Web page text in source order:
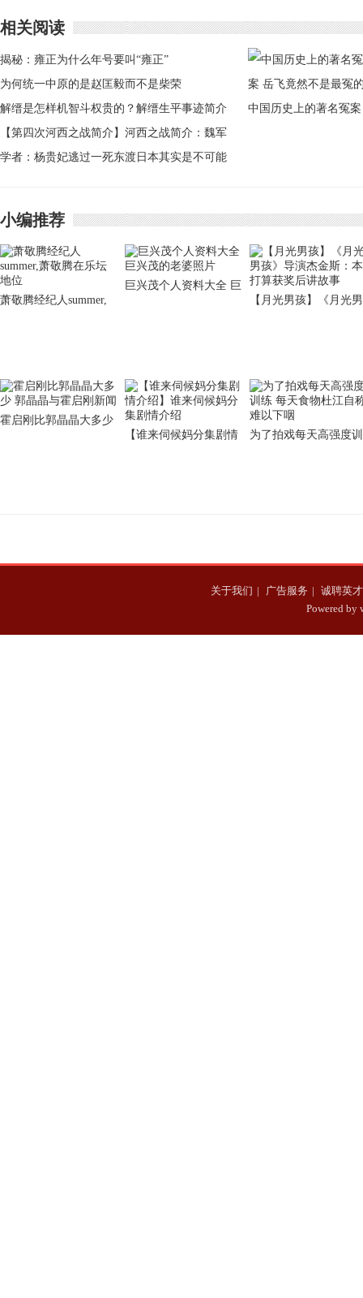
相关阅读
揭秘：雍正为什么年号要叫“雍正”
为何统一中原的是赵匡毅而不是柴荣
解缙是怎样机智斗权贵的？解缙生平事迹简介
【第四次河西之战简介】河西之战简介：魏军
先败后胜未丢寸土
学者：杨贵妃逃过一死东渡日本其实是不可能
中国历史上的著名冤案
小编推荐
萧敬腾经纪人summer,
巨兴茂个人资料大全 巨
【月光男孩】《月光男
霍启刚比郭晶晶大多少
【谁来伺候妈分集剧情
为了拍戏每天高强度训
关于我们 | 广告服务 | 诚聘英才
Powered by